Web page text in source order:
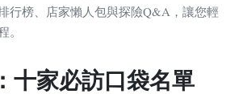
行榜、店家懶人包與探險Q&A，讓您輕
十家必訪口袋名單